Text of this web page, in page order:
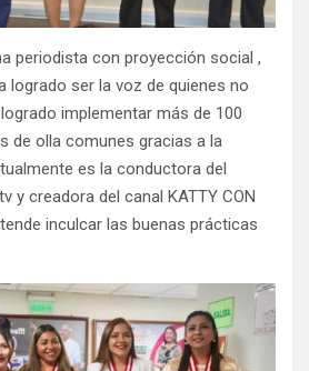
periodista con proyección social ,
logrado ser la voz de quienes no
implementar más de 100
de olla comunes gracias a la
es la conductora del
y creadora del canal KATTY CON
inculcar las buenas prácticas